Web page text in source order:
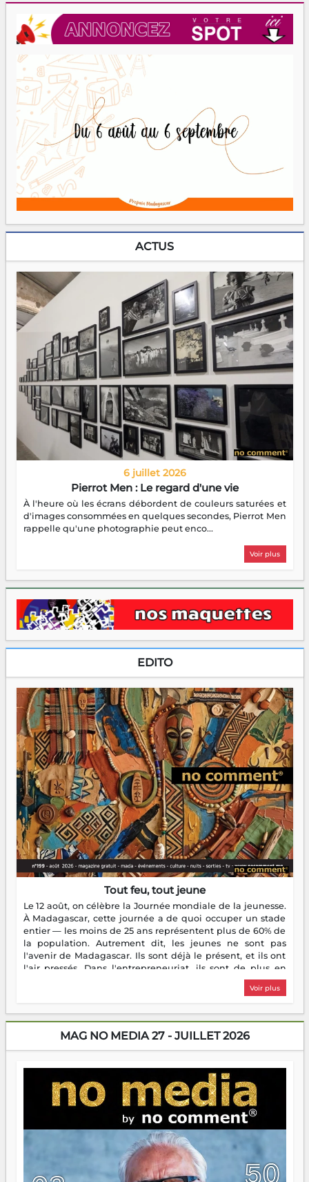
ACTUS
6 juillet 2026
Pierrot Men : Le regard d'une vie
À l'heure où les écrans débordent de couleurs saturées et
d'images consommées en quelques secondes, Pierrot Men
rappelle qu'une photographie peut enco...
Voir plus
EDITO
Tout feu, tout jeune
Le 12 août, on célèbre la Journée mondiale de la jeunesse.
À Madagascar, cette journée a de quoi occuper un stade
entier — les moins de 25 ans représentent plus de 60% de
la population. Autrement dit, les jeunes ne sont pas
l'avenir de Madagascar. Ils sont déjà le présent, et ils ont
l'air pressés. Dans l'entrepreneuriat, ils sont de plus en
plus nombreux à se lancer, à créer, à risquer — souvent
sans filet, souvent sans aide, mais toujours avec cette
encore meilleures. Aina Rasamoelina vient de décrocher le
Prix RFI Instrumental Afrique. Miangaly Elia rafle le Prix
jeunes qui tiennent la torche. Alors oui, on pourrait
s'arrêter là, applaudir et rentrer chez soi satisfait. Mais ce
serait passer à côté d'une chose essentielle. La fougue, ça
brûle fort — et parfois, ça brûle vite. Une flamme sans
direction peut éclairer autant qu'elle peut consumer. C'est
là que les aînés entrent en scène — pas pour reprendre le
gouvernail, mais pour montrer où sont les récifs. Les jeunes
ont la force, les vieux ont l'expérience, comme on dit. Ce
n'est pas un combat de générations — c'est une question
d'équipage. Partagez vos réussites, mais aussi vos échecs.
Voir plus
MAG NO MEDIA 27 - JUILLET 2026